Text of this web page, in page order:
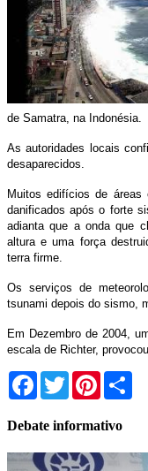
de Samatra, na Indonésia.
As autoridades locais
desaparecidos.
Muitos edifícios de áreas
danificados após o forte
adianta que a onda que
altura e uma força
terra firme.
Os serviços de
tsunami depois do sismo,
Em Dezembro de 2004,
escala de Richter,
Facebook
TwitterPinterest
Debate informativo